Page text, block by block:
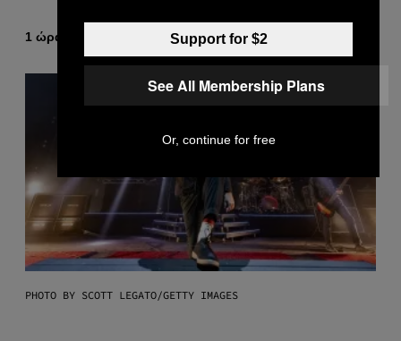
1 ώρα πριν Sammi Caramela
PHOTO BY SCOTT LEGATO/GETTY IMAGES
Support for $2
See All Membership Plans
Or, continue for free